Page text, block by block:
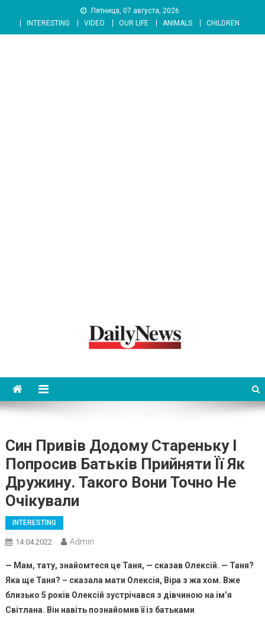
content
Пятница, 07 августа, 2026
INTERESTING
VIDEO OUR LIFE ANIMALS CHILDREN
Син Привів Додому Стареньку І
Попросив Батьків Прийняти Її Як
Дружину. Такого Вони Точно Не
Очікували
INTERESTING
14.04.2022 Admin
— Мам, тату, знайомтеся це Таня, — сказав Олексій. — Таня?
Яка ще Таня? – сказала мати Олексія, Віра з жа хом. Вже
близько 5 років Олексій зустрічався з дівчиною на ім’я
Світлана. Він навіть познайомив її із батьками